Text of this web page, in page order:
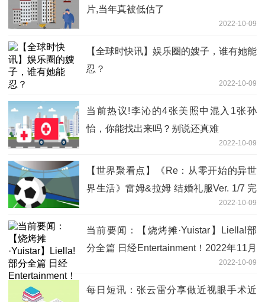
片,当年真被低估了
2022-10-09
【全球时快讯】娱乐圈的嫂子，谁有她能
忍？
2022-10-09
当前热议!李沁的4张美照中混入1张孙
怡，你能找出来吗？别说还真难
2022-10-09
【世界聚看点】《Re：从零开始的异世
界生活》雷姆&拉姆 结婚礼服Ver. 1/7 完
2022-10-09
当前要闻：【烧烤摊·Yuistar】Liella!部
分全篇 日经Entertainment！2022年11月
2022-10-09
每日短讯：张云雷分享做近视眼手术近